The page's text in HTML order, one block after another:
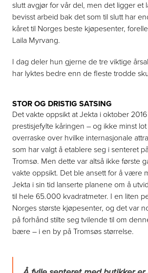
slutt avgjør for vår del, men det ligger et
bevisst arbeid bak det som til slutt har
kåret til Norges beste kjøpesenter,
Laila Myrvang.
I dag deler hun gjerne de tre viktige
har lyktes bedre enn de fleste trodde
STOR OG DRISTIG SATSING
Det vakte oppsikt at Jekta i oktober
prestisjefylte kåringen – og ikke minst
overraske over hvilke internasjonale
som har valgt å etablere seg i senteret
Tromsø. Men dette var altså ikke første
vakte oppsikt. Det ble ansett for å være
Jekta i sin tid lanserte planene om å
til hele 65.000 kvadratmeter. I en liten
Norges største kjøpesenter, og det var
på forhånd stilte seg tvilende til om
bære – i en by på Tromsøs størrelse.